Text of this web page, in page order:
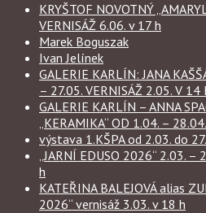
KRYŠTOF NOVOTNÝ
VERNISÁŽ 6.06. v 17 h
Marek Boguszak
Ivan Jelínek
GALERIE KARLÍN: JANA
– 27.05. VERNISÁŽ 2.05. V 14
GALERIE KARLÍN – ANNA
„KERAMIKA“ OD 1.04. –
výstava 1.KŠPA od 2.03. do
„JARNÍ EDUSO 2026“ 2.03.
h
KATEŘINA BALEJOVÁ alias
2026“ vernisáž 3.03. v 18 h